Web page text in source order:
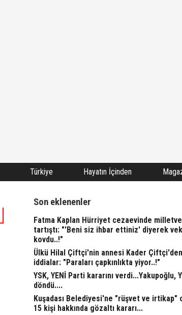
Türkiye Hayatın İçinden
Son eklenenler
Fatma Kaplan Hürriyet cezaevinde
tartıştı: "'Beni siz ihbar ettiniz' diyerek
kovdu..!"
Ülkü Hilal Çiftçi'nin annesi Kader
iddialar: "Paraları çapkınlıkta yiyor..!"
YSK, YENİ Parti kararını verdi...Yakupoğlu,
döndü....
Kuşadası Belediyesi'ne "rüşvet ve irtikap"
15 kişi hakkında gözaltı kararı...